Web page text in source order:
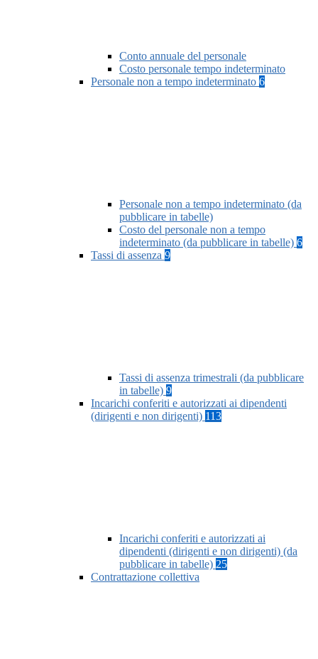
Conto annuale del personale
Costo personale tempo indeterminato
Personale non a tempo indeterminato 6
Personale non a tempo indeterminato (da
pubblicare in tabelle)
Costo del personale non a tempo
indeterminato (da pubblicare in tabelle) 6
Tassi di assenza 9
Tassi di assenza trimestrali (da pubblicare
in tabelle) 9
Incarichi conferiti e autorizzati ai dipendenti
(dirigenti e non dirigenti) 113
Incarichi conferiti e autorizzati ai
dipendenti (dirigenti e non dirigenti) (da
pubblicare in tabelle) 25
Contrattazione collettiva